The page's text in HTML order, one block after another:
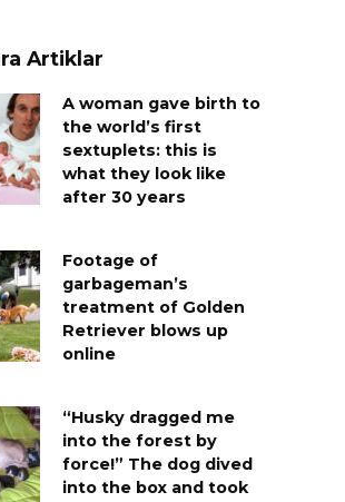
Artiklar
A woman gave birth to
the world’s first
sextuplets: this is
what they look like
after 30 years
Footage of
garbageman’s
treatment of Golden
Retriever blows up
online
“Husky dragged me
into the forest by
force!” The dog dived
into the box and took